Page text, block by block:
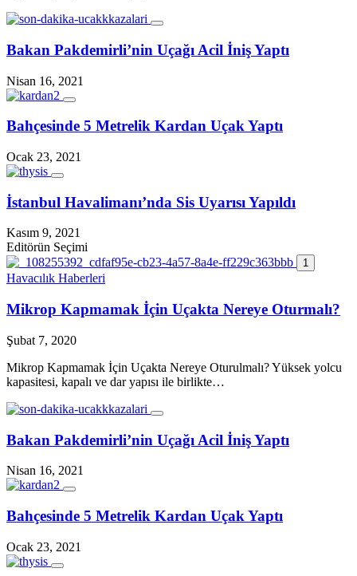
Bakan Pakdemirli’nin Uçağı Acil İniş Yaptı
Nisan 16, 2021
Bahçesinde 5 Metrelik Kardan Uçak Yaptı
Ocak 23, 2021
İstanbul Havalimanı’nda Sis Uyarısı Yapıldı
Kasım 9, 2021
Editörün Seçimi
1
Havacılık Haberleri
Mikrop Kapmamak İçin Uçakta Nereye Oturmalı?
Şubat 7, 2020
Mikrop Kapmamak İçin Uçakta Nereye Oturulmalı? Yüksek yolcu
kapasitesi, kapalı ve dar yapısı ile birlikte…
Bakan Pakdemirli’nin Uçağı Acil İniş Yaptı
Nisan 16, 2021
Bahçesinde 5 Metrelik Kardan Uçak Yaptı
Ocak 23, 2021